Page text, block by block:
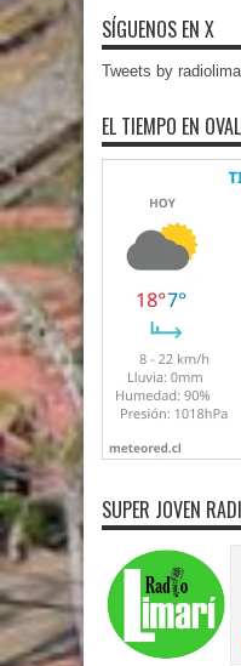
SÍGUENOS EN X
Tweets by
EL TIEMPO EN
SUPER JOVEN